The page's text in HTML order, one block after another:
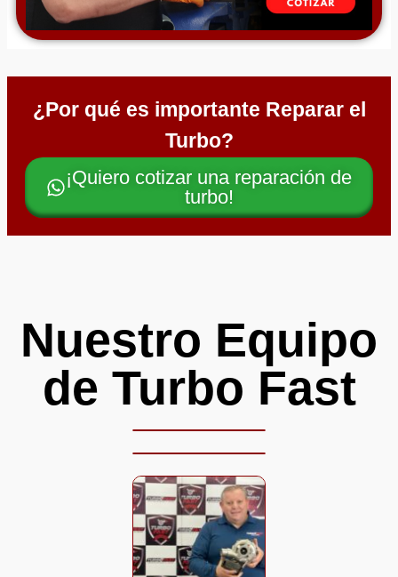
¿Por qué es importante Reparar el
Turbo?
¡Quiero cotizar una reparación de
turbo!
Nuestro Equipo
de Turbo Fast